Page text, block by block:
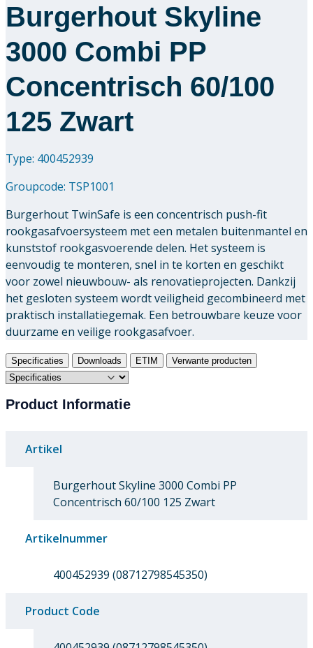
Burgerhout Skyline
3000 Combi PP
Concentrisch 60/100
125 Zwart
Type: 400452939
Groupcode: TSP1001
Burgerhout TwinSafe is een concentrisch push-fit
rookgasafvoersysteem met een metalen buitenmantel en
kunststof rookgasvoerende delen. Het systeem is
eenvoudig te monteren, snel in te korten en geschikt
voor zowel nieuwbouw- als renovatieprojecten. Dankzij
het gesloten systeem wordt veiligheid gecombineerd met
praktisch installatiegemak. Een betrouwbare keuze voor
duurzame en veilige rookgasafvoer.
Specificaties Downloads ETIM Verwante producten
Product Informatie
Artikel
Burgerhout Skyline 3000 Combi PP
Concentrisch 60/100 125 Zwart
Artikelnummer
400452939 (08712798545350)
Product Code